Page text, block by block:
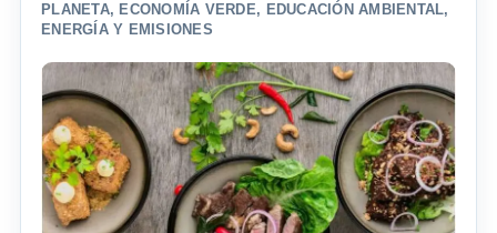
PLANETA, ECONOMÍA VERDE, EDUCACIÓN AMBIENTAL,
ENERGÍA Y EMISIONES